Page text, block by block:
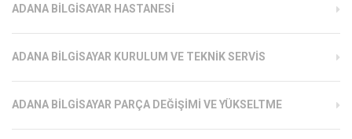
ADANA BILGISAYAR HASTANESI
ADANA BILGISAYAR KURULUM VE TEKNIK SERVIS
ADANA BILGISAYAR PARÇA DEĞIŞIMI VE YÜKSELTME